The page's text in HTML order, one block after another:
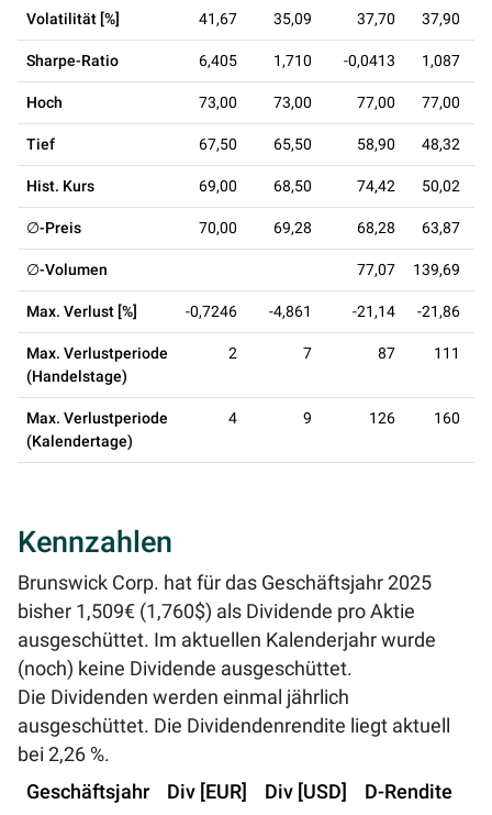
Volatilität [%] 41,67 35,09 37,70 37,90
Sharpe-Ratio 6,405 1,710 -0,0413 1,087
Hoch 73,00 73,00 77,00 77,00
Tief 67,50 65,50 58,90 48,32
Hist. Kurs 69,00 68,50 74,42 50,02
∅-Preis 70,00 69,28 68,28 63,87
∅-Volumen 77,07 139,69
Max. Verlust [%] -0,7246 -4,861 -21,14 -21,86
Max. Verlustperiode
(Handelstage)
2 7 87 111
Max. Verlustperiode
(Kalendertage)
4 9 126 160
Kennzahlen
Brunswick Corp. hat für das Geschäftsjahr 2025
bisher 1,509€ (1,760$) als Dividende pro Aktie
ausgeschüttet. Im aktuellen Kalenderjahr wurde
(noch) keine Dividende ausgeschüttet.
Die Dividenden werden einmal jährlich
ausgeschüttet. Die Dividendenrendite liegt aktuell
bei 2,26 %.
Geschäftsjahr
Div [EUR] Div [USD] D-Rendite